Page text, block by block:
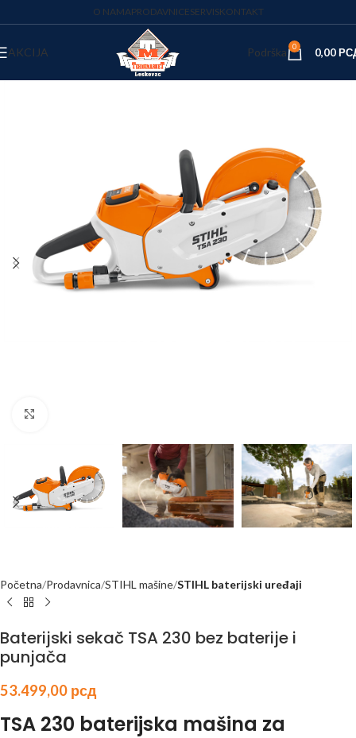
O NAMAPRODAVNICESERVISKONTAKT
AKCIJA Podrška 0 0,00
Početna Prodavnica STIHL mašine STIHL baterijski uređaji
Baterijski sekač TSA 230 bez baterije i
punjača
53.499,00 рсд
TSA 230 baterijska mašina za